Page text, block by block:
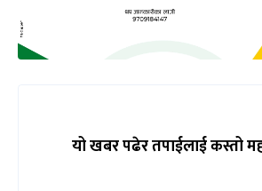
यो खबर पढेर तपाईलाई कस्तो